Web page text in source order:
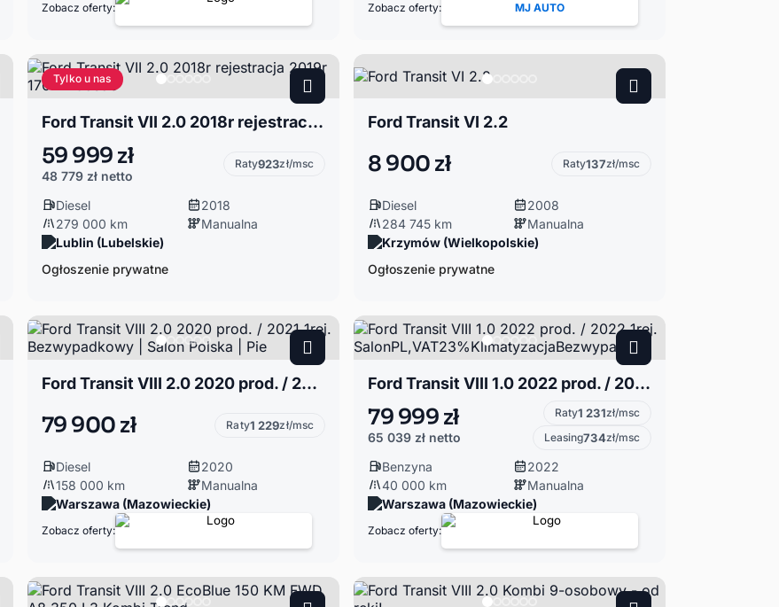
Zobacz oferty: Zobacz oferty: MJ AUTO
Tylko u nas
Ford Transit VII 2.0 2018r rejestracja 2019r 170km 9osob
59 999 zł
48 779 zł netto
Raty923zł/msc
Diesel
2018
279 000 km
Manualna
Lublin (Lubelskie)
Ogłoszenie prywatne
Ford Transit VI 2.2
8 900 zł Raty137zł/msc
Diesel
2008
284 745 km
Manualna
Krzymów (Wielkopolskie)
Ogłoszenie prywatne
Ford Transit VIII 2.0 2020 prod. / 2021 1rej. Bezwypadkowy | Salon Polska | Pie
79 900 zł Raty1 229zł/msc
Diesel
2020
158 000 km
Manualna
Warszawa (Mazowieckie)
Zobacz oferty:
Ford Transit VIII 1.0 2022 prod. / 2022 1rej. SalonPL,VAT23%KlimatyzacjaBezwypa
79 999 zł
65 039 zł netto
Raty1 231zł/msc
Leasing734zł/msc
Benzyna
2022
40 000 km
Manualna
Warszawa (Mazowieckie)
Zobacz oferty: